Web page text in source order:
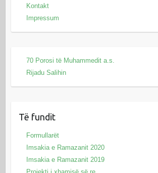
Kontakt
Impressum
70 Porosi të Muhammedit a.s.
Rijadu Salihin
Të fundit
Formullarët
Imsakia e Ramazanit 2020
Imsakia e Ramazanit 2019